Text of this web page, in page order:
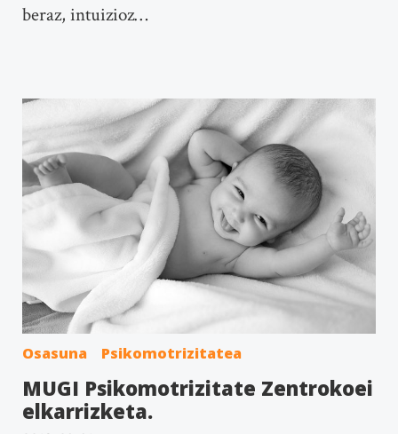
beraz, intuizioz…
Osasuna Psikomotrizitatea
MUGI Psikomotrizitate Zentrokoei
elkarrizketa.